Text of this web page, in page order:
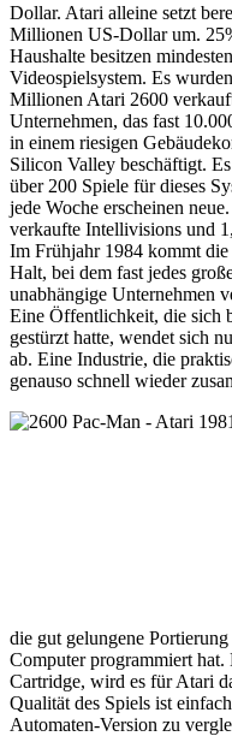
Dollar. Atari alleine setzt
Millionen US-Dollar um.
Haushalte besitzen
Videospielsystem. Es
Millionen Atari 2600
Unternehmen, das fast
in einem riesigen
Silicon Valley beschäftigt.
über 200 Spiele für dieses
jede Woche erscheinen
verkaufte Intellivisions und
Im Frühjahr 1984 kommt
Halt, bei dem fast jedes
unabhängige Unternehmen
Eine Öffentlichkeit, die sich
gestürzt hatte, wendet sich
ab. Eine Industrie, die
genauso schnell wieder
die gut gelungene
Computer programmiert
Cartridge, wird es für Atari
Qualität des Spiels ist
Automaten-Version zu